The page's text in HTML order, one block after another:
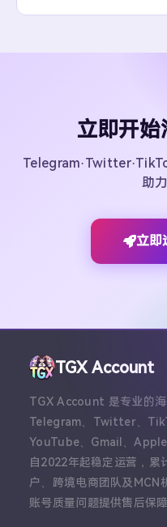
立即开
助
立即
TGX Account
TGX Account 是专业的
Telegram、Twitter、
YouTube、Gmail、Apple
自2022年起稳定运营，累
户、跨境电商团队及MCN
账号质量问题提供售后保障